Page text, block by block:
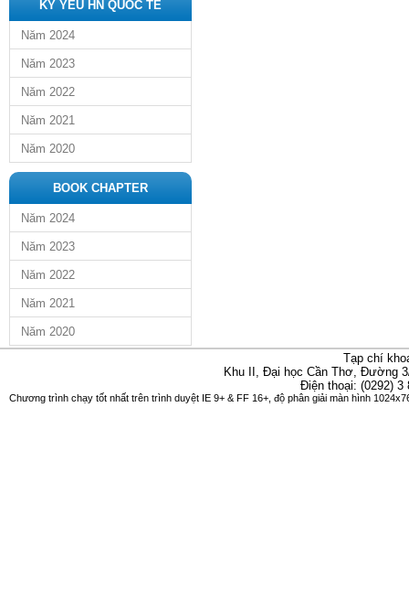
KỶ YẾU HN QUỐC TẾ
Năm 2024
Năm 2023
Năm 2022
Năm 2021
Năm 2020
BOOK CHAPTER
Năm 2024
Năm 2023
Năm 2022
Năm 2021
Năm 2020
Tạp chí
Khu II, Đại học Cần Thơ, Đường
Điện thoại: (0292)
Chương trình chạy tốt nhất trên trình duyệt IE 9+ & FF 16+, độ phân giải màn hình